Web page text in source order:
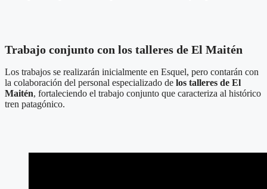
Trabajo conjunto con los talleres de El Maitén
Los trabajos se realizarán inicialmente en Esquel, pero contarán con
la colaboración del personal especializado de los talleres de El
Maitén, fortaleciendo el trabajo conjunto que caracteriza al histórico
tren patagónico.